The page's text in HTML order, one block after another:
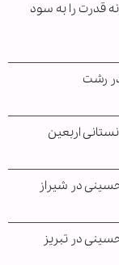
قدرت را به سود
در رشت
اربعین
در شیراز
در تبریز